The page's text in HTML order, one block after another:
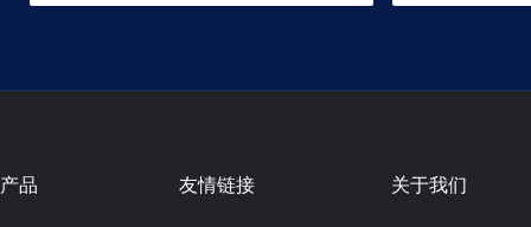
产品 友情链接 关于我们